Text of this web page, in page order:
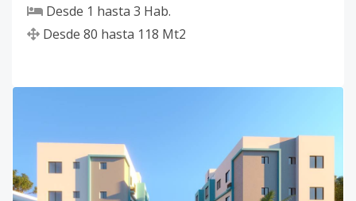
Desde 1 hasta 3 Hab.
Desde 80 hasta 118 Mt2